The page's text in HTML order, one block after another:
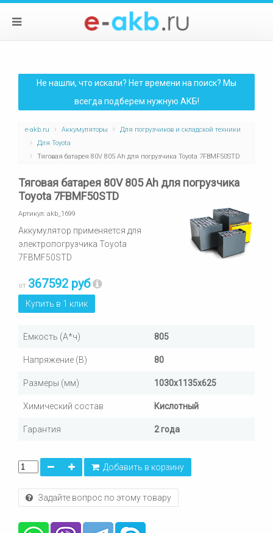
Не нашли, что искали? Нет времени на поиск? Мы
всегда подберем нужную АКБ!
e-akb.ru Аккумуляторы
Для погрузчиков и складской техники
Для Toyota
Тяговая батарея 80V 805 Ah для погрузчика Toyota 7FBMF50STD
Тяговая батарея 80V 805 Ah для погрузчика
Toyota 7FBMF50STD
Артикул: akb_1699
Аккумулятор применяется для
электропогрузчика Toyota
7FBMF50STD
от 367592 руб
Купить в 1 клик
Емкость (А*ч) 805
Напряжение (В) 80
Размеры (мм) 1030х1135х625
Химический состав Кислотный
Гарантия 2 года
Добавить в корзину
Задайте вопрос по этому товару